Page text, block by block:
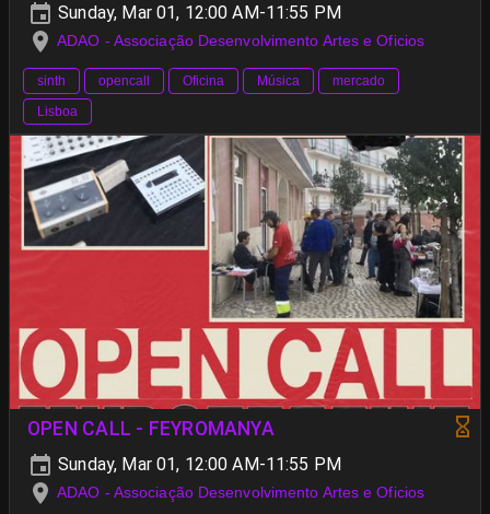
Sunday, Mar 01, 12:00 AM-11:55 PM
ADAO - Associação Desenvolvimento Artes e Oficios
sinth opencall Oficina Música
mercado
Lisboa
OPEN CALL - FEYROMANYA
Sunday, Mar 01, 12:00 AM-11:55 PM
ADAO - Associação Desenvolvimento Artes e Oficios